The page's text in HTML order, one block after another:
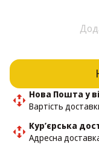
Нова Пошта у
Вартість
Кур’єрська
Адресна